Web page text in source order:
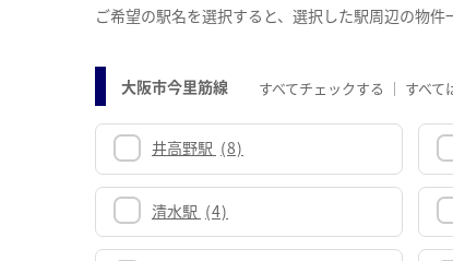
ご希望の駅名を選択すると、選択した駅周辺の物件
大阪市今里筋線 すべてチェックする すべて
井高野駅 (8)
清水駅 (4)